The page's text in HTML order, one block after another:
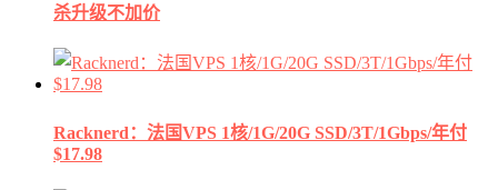
杀升级不加价
Racknerd：法国VPS 1核/1G/20G SSD/3T/1Gbps/年付
$17.98